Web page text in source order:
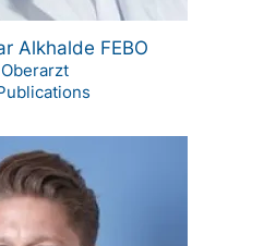
Alkhalde FEBO
Oberarzt